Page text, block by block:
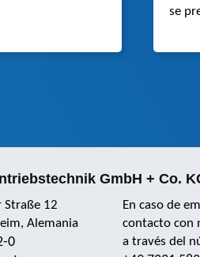
se
GmbH + Co.
Straße 12
Alemania
0
En caso de
contacto con
a través del